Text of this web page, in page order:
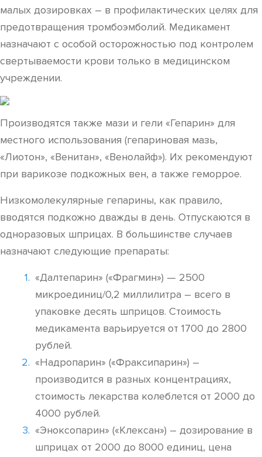
малых дозировках – в профилактических целях для
предотвращения тромбоэмболий. Медикамент
назначают с особой осторожностью под контролем
свертываемости крови только в медицинском
учреждении.
Производятся также мази и гели «Гепарин» для
местного использования (гепариновая мазь,
«Лиотон», «Венитан», «Венолайф»). Их рекомендуют
при варикозе подкожных вен, а также геморрое.
Низкомолекулярные гепарины, как правило,
вводятся подкожно дважды в день. Отпускаются в
одноразовых шприцах. В большинстве случаев
назначают следующие препараты:
«Далтепарин» («Фрагмин») — 2500
микроединиц/0,2 миллилитра – всего в
упаковке десять шприцов. Стоимость
медикамента варьируется от 1700 до 2800
рублей.
«Надропарин» («Фраксипарин») –
производится в разных концентрациях,
стоимость лекарства колеблется от 2000 до
4000 рублей.
«Эноксопарин» («Клексан») – дозирование в
шприцах от 2000 до 8000 единиц, цена